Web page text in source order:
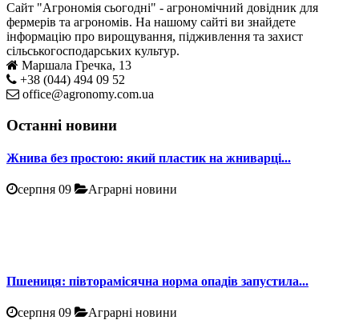
Сайт "Агрономія сьогодні" - агрономічний довідник для
фермерів та агрономів. На нашому сайті ви знайдете
інформацію про вирощування, підживлення та захист
сільськогосподарських культур.
Маршала Гречка, 13
+38 (044) 494 09 52
office@agronomy.com.ua
Останні новини
Жнива без простою: який пластик на жниварці...
серпня 09 Аграрні новини
Пшениця: півторамісячна норма опадів запустила...
серпня 09 Аграрні новини